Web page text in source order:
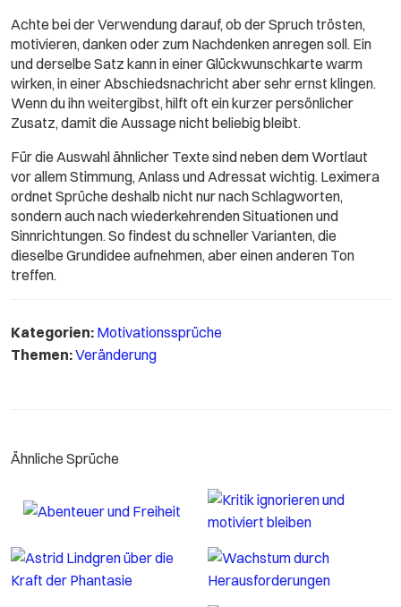
Achte bei der Verwendung darauf, ob der Spruch trösten,
motivieren, danken oder zum Nachdenken anregen soll. Ein
und derselbe Satz kann in einer Glückwunschkarte warm
wirken, in einer Abschiedsnachricht aber sehr ernst klingen.
Wenn du ihn weitergibst, hilft oft ein kurzer persönlicher
Zusatz, damit die Aussage nicht beliebig bleibt.
Für die Auswahl ähnlicher Texte sind neben dem Wortlaut
vor allem Stimmung, Anlass und Adressat wichtig. Leximera
ordnet Sprüche deshalb nicht nur nach Schlagworten,
sondern auch nach wiederkehrenden Situationen und
Sinnrichtungen. So findest du schneller Varianten, die
dieselbe Grundidee aufnehmen, aber einen anderen Ton
treffen.
Kategorien: Motivationssprüche
Themen:Veränderung
Ähnliche Sprüche